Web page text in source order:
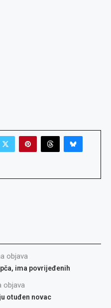
objava
ima povrijeđenih
objava
otuđen novac